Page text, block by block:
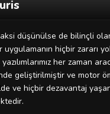
düşünülse de bilinçli
uygulamanın hiçbir zararı
her zaman
geliştirilmiştir ve motor
ve hiçbir dezavantaj